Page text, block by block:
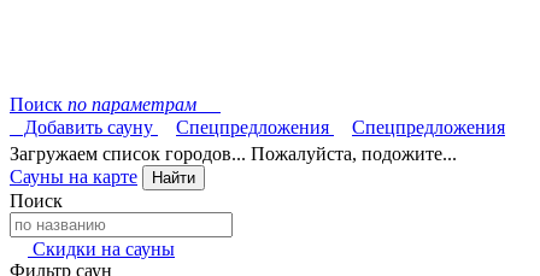
Поиск по параметрам
Добавить сауну
Спецпредложения
Спецпредложения
Загружаем список городов... Пожалуйста, подожите...
Сауны на карте
Найти
Поиск
Скидки на сауны
Фильтр саун